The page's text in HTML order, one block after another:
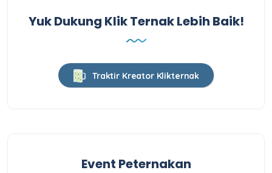
Yuk Dukung Klik Ternak Lebih Baik!
Traktir Kreator Klikternak
Event Peternakan